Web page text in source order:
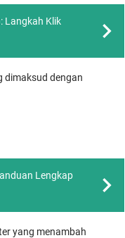
Langkah Klik
dimaksud dengan
Lengkap
yang menambah